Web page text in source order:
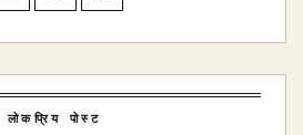
लोकप्रिय पोस्ट